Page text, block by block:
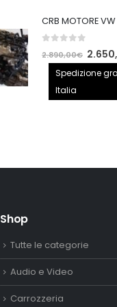
out of 5
2.890,00€ Il
prezzo
Spedizione
Italia
Shop
Tutte le categorie
Audio e Video
Carrozzeria